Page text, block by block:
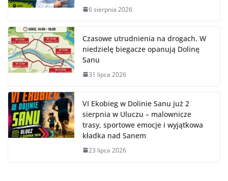
6 sierpnia 2026
Czasowe utrudnienia na drogach. W
niedzielę biegacze opanują Dolinę
Sanu
31 lipca 2026
VI Ekobieg w Dolinie Sanu już 2
sierpnia w Uluczu – malownicze
trasy, sportowe emocje i wyjątkowa
kładka nad Sanem
23 lipca 2026